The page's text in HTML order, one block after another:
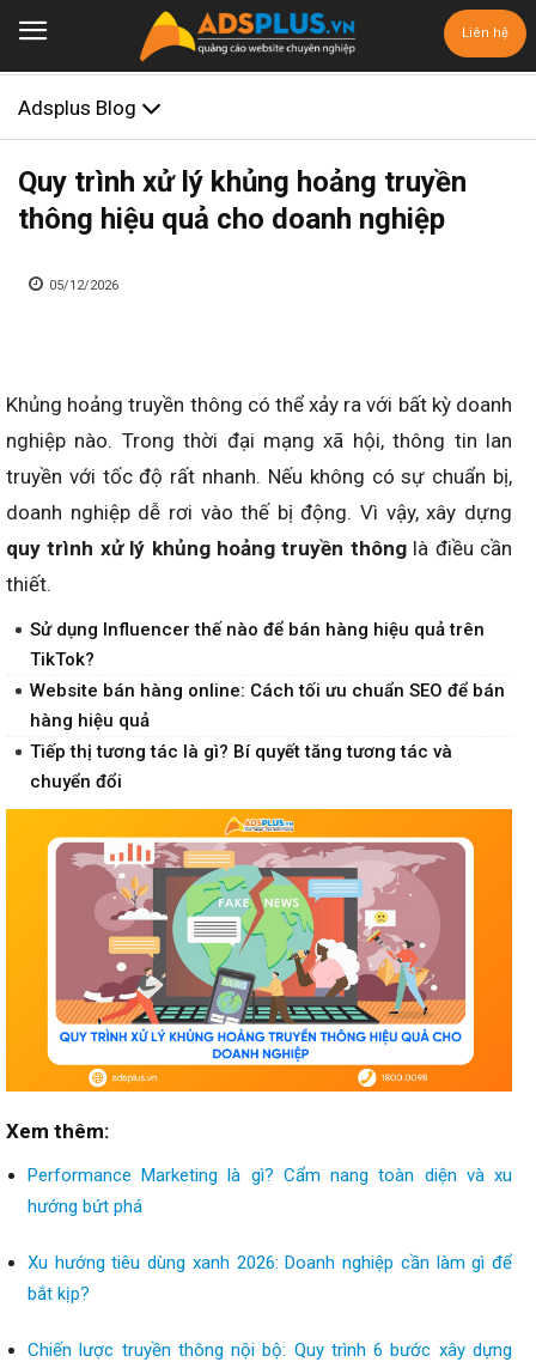
Liên hệ
Adsplus Blog
Quy trình xử lý khủng hoảng truyền
thông hiệu quả cho doanh nghiệp
05/12/2026
Khủng hoảng truyền thông có thể xảy ra với bất kỳ doanh
nghiệp nào. Trong thời đại mạng xã hội, thông tin lan
truyền với tốc độ rất nhanh. Nếu không có sự chuẩn bị,
doanh nghiệp dễ rơi vào thế bị động. Vì vậy, xây dựng
quy trình xử lý khủng hoảng truyền thônglà điều cần
thiết.
Sử dụng Influencer thế nào để bán hàng hiệu quả trên
TikTok?
Website bán hàng online: Cách tối ưu chuẩn SEO để bán
hàng hiệu quả
Tiếp thị tương tác là gì? Bí quyết tăng tương tác và
chuyển đổi
Xem thêm:
Performance Marketing là gì? Cẩm nang toàn diện và xu
hướng bứt phá
Xu hướng tiêu dùng xanh 2026: Doanh nghiệp cần làm gì để
bắt kịp?
Chiến lược truyền thông nội bộ: Quy trình 6 bước xây dựng